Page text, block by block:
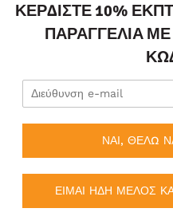
ΚΕΡΔΊΣΤΕ 10%
ΠΑΡΑΓΓΕΛΊΑ
ΝΑΙ, ΘΕΛΩ
ΕΙΜΑΙ ΗΔΗ ΜΕΛΟΣ